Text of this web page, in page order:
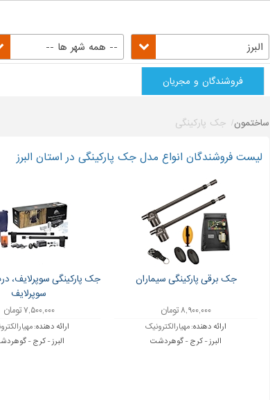
البرز -- همه شهر ها --
فروشندگان و مجریان
ساختمون جک پارکینگی
لیست فروشندگان انواع مدل جک پارکینگی در استان البرز
جک برقی پارکینگی سیماران
۸,۹۰۰,۰۰۰ تومان
ارائه دهنده:مهیارالکترونیک
البرز - کرج - گوهردشت
جک پارکینگی سوپرلایف،
سوپرلایف
۷,۵۰۰,۰۰۰ تومان
ارائه دهنده:
البرز - کرج -